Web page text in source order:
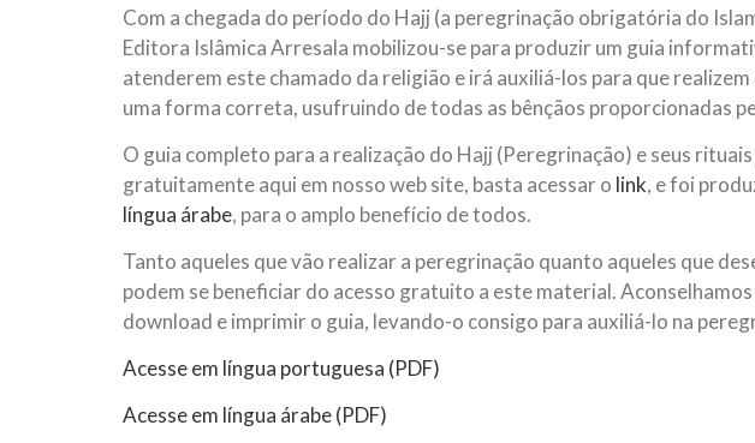
10 DE NOVEMBRO DE 2013
Falecimento do Imam Ali Ibn Al-Hussein (A.S.)
Em nome de Deus, o Clemente, o Misericordioso! Diante da data em que
relembramos o martírio do quarto Imam dos muçulmanos, o Imam Ali Ibn Al-
Hussein Ibn Ali Ibn Abi Táleb (A.S.), conhecido por “Zein Al-Ábidin”
Com a chegada do período do Hajj (a peregrinação obrigatória do
Editora Islâmica Arresala mobilizou-se para produzir um guia
atenderem este chamado da religião e irá auxiliá-los para que
uma forma correta, usufruindo de todas as bênçãos proporcionadas
O guia completo para a realização do Hajj (Peregrinação) e seus
gratuitamente aqui em nosso web site, basta acessar o link, e foi
língua árabe, para o amplo benefício de todos.
Tanto aqueles que vão realizar a peregrinação quanto aqueles que
podem se beneficiar do acesso gratuito a este material.
download e imprimir o guia, levando-o consigo para auxiliá-lo na
Acesse em língua portuguesa (PDF)
Acesse em língua árabe (PDF)